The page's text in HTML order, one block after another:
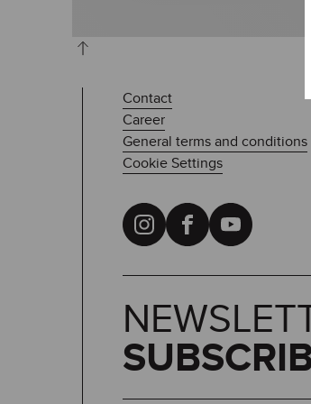
Contact
Career
General terms and conditions
Cookie Settings